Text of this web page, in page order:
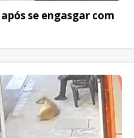
se engasgar com